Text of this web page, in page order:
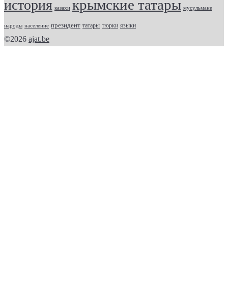
история казахи крымские татары мусульмане
народы население президент татары тюрки языки
©2026 ajat.be